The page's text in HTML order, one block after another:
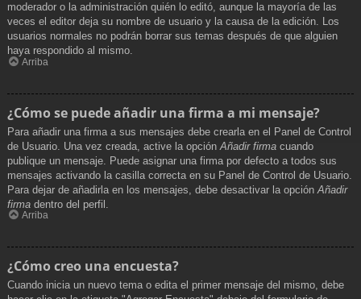
moderador o la administración quién lo editó, aunque la mayoría de las
veces el editor deja su nombre de usuario y la causa de la edición. Los
usuarios normales no podrán borrar sus temas después de que alguien
haya respondido al mismo.
Arriba
¿Cómo se puede añadir una firma a mi mensaje?
Para añadir una firma a sus mensajes debe crearla en el Panel de Control
de Usuario. Una vez creada, active la opción Añadir firma cuando
publique un mensaje. Puede asignar una firma por defecto a todos sus
mensajes activando la casilla correcta en su Panel de Control de Usuario.
Para dejar de añadirla en los mensajes, debe desactivar la opción Añadir
firma dentro del perfil.
Arriba
¿Cómo creo una encuesta?
Cuando inicia un nuevo tema o edita el primer mensaje del mismo, debe